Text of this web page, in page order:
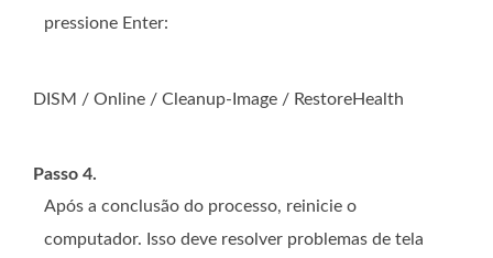
pressione Enter:
DISM / Online / Cleanup-Image / RestoreHealth
Passo 4.
Após a conclusão do processo, reinicie o
computador. Isso deve resolver problemas de tela